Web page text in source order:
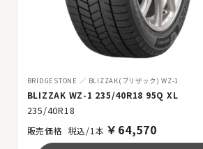
BRIDGESTONE BLIZZAK(ブリザック) WZ-1
BLIZZAK WZ-1 235/40R18 95Q XL
235/40R18
税込/1本 ￥ 64,570